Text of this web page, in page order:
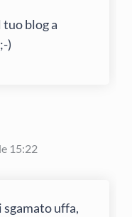
tuo blog a
)
15:22
uffa,